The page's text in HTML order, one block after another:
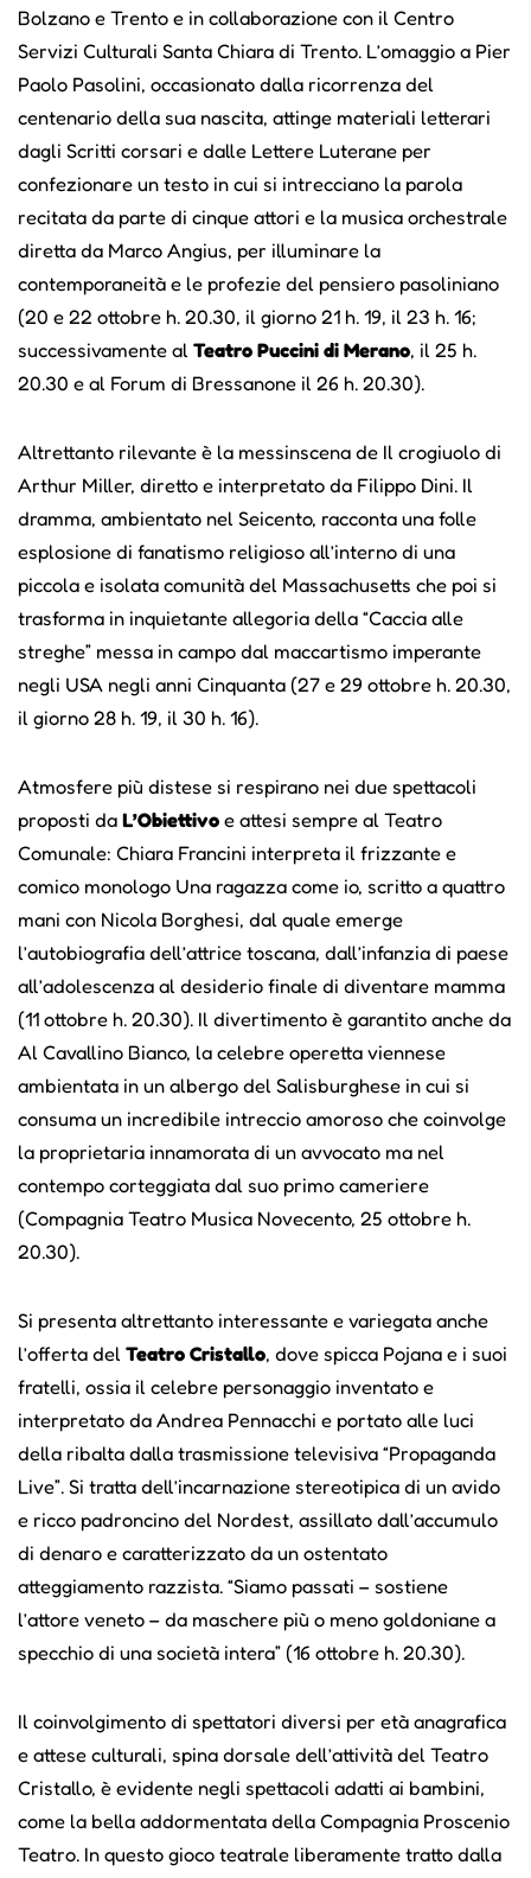
Bolzano e Trento e in collaborazione con il Centro
Servizi Culturali Santa Chiara di Trento. L’omaggio a Pier
Paolo Pasolini, occasionato dalla ricorrenza del
centenario della sua nascita, attinge materiali letterari
dagli Scritti corsari e dalle Lettere Luterane per
confezionare un testo in cui si intrecciano la parola
recitata da parte di cinque attori e la musica orchestrale
diretta da Marco Angius, per illuminare la
contemporaneità e le profezie del pensiero pasoliniano
(20 e 22 ottobre h. 20.30, il giorno 21 h. 19, il 23 h. 16;
successivamente al Teatro Puccini di Merano, il 25 h.
20.30 e al Forum di Bressanone il 26 h. 20.30).
Altrettanto rilevante è la messinscena de Il crogiuolo di
Arthur Miller, diretto e interpretato da Filippo Dini. Il
dramma, ambientato nel Seicento, racconta una folle
esplosione di fanatismo religioso all’interno di una
piccola e isolata comunità del Massachusetts che poi si
trasforma in inquietante allegoria della “Caccia alle
streghe” messa in campo dal maccartismo imperante
negli USA negli anni Cinquanta (27 e 29 ottobre h. 20.30,
il giorno 28 h. 19, il 30 h. 16).
Atmosfere più distese si respirano nei due spettacoli
proposti da L’Obiettivo e attesi sempre al Teatro
Comunale: Chiara Francini interpreta il frizzante e
comico monologo Una ragazza come io, scritto a quattro
mani con Nicola Borghesi, dal quale emerge
l’autobiografia dell’attrice toscana, dall’infanzia di paese
all’adolescenza al desiderio finale di diventare mamma
(11 ottobre h. 20.30). Il divertimento è garantito anche da
Al Cavallino Bianco, la celebre operetta viennese
ambientata in un albergo del Salisburghese in cui si
consuma un incredibile intreccio amoroso che coinvolge
la proprietaria innamorata di un avvocato ma nel
contempo corteggiata dal suo primo cameriere
(Compagnia Teatro Musica Novecento, 25 ottobre h.
20.30).
Si presenta altrettanto interessante e variegata anche
l’offerta del Teatro Cristallo, dove spicca Pojana e i suoi
fratelli, ossia il celebre personaggio inventato e
interpretato da Andrea Pennacchi e portato alle luci
della ribalta dalla trasmissione televisiva “Propaganda
Live”. Si tratta dell’incarnazione stereotipica di un avido
e ricco padroncino del Nordest, assillato dall’accumulo
di denaro e caratterizzato da un ostentato
atteggiamento razzista. “Siamo passati – sostiene
l’attore veneto – da maschere più o meno goldoniane a
specchio di una società intera” (16 ottobre h. 20.30).
Il coinvolgimento di spettatori diversi per età anagrafica
e attese culturali, spina dorsale dell’attività del Teatro
Cristallo, è evidente negli spettacoli adatti ai bambini,
come la bella addormentata della Compagnia Proscenio
Teatro. In questo gioco teatrale liberamente tratto dalla